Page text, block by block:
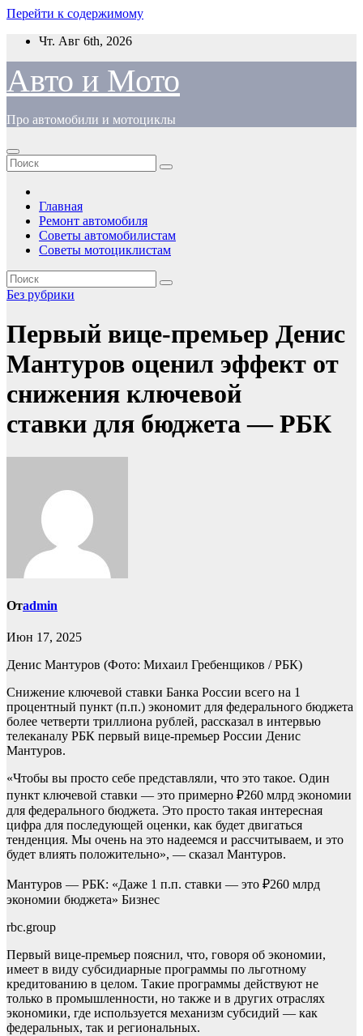
Перейти к содержимому
Чт. Авг 6th, 2026
Авто и Мото
Про автомобили и мотоциклы
Главная
Ремонт автомобиля
Советы автомобилистам
Советы мотоциклистам
Без рубрики
Первый вице-премьер Денис
Мантуров оценил эффект от
снижения ключевой
ставки для бюджета — РБК
Отadmin
Июн 17, 2025
Денис Мантуров (Фото: Михаил Гребенщиков / РБК)
Снижение ключевой ставки Банка России всего на 1
процентный пункт (п.п.) экономит для федерального бюджета
более четверти триллиона рублей, рассказал в интервью
телеканалу РБК первый вице-премьер России Денис
Мантуров.
«Чтобы вы просто себе представляли, что это такое. Один
пункт ключевой ставки — это примерно ₽260 млрд экономии
для федерального бюджета. Это просто такая интересная
цифра для последующей оценки, как будет двигаться
тенденция. Мы очень на это надеемся и рассчитываем, и это
будет влиять положительно», — сказал Мантуров.
Мантуров — РБК: «Даже 1 п.п. ставки — это ₽260 млрд
экономии бюджета» Бизнес
rbc.group
Первый вице-премьер пояснил, что, говоря об экономии,
имеет в виду субсидиарные программы по льготному
кредитованию в целом. Такие программы действуют не
только в промышленности, но также и в других отраслях
экономики, где используется механизм субсидий — как
федеральных, так и региональных.